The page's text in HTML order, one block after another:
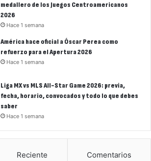
medallero de los Juegos Centroamericanos
2026
Hace 1 semana
América hace oficial a Óscar Perea como
refuerzo para el Apertura 2026
Hace 1 semana
Liga MX vs MLS All-Star Game 2026: previa,
fecha, horario, convocados y todo lo que debes
saber
Hace 1 semana
Reciente Comentarios